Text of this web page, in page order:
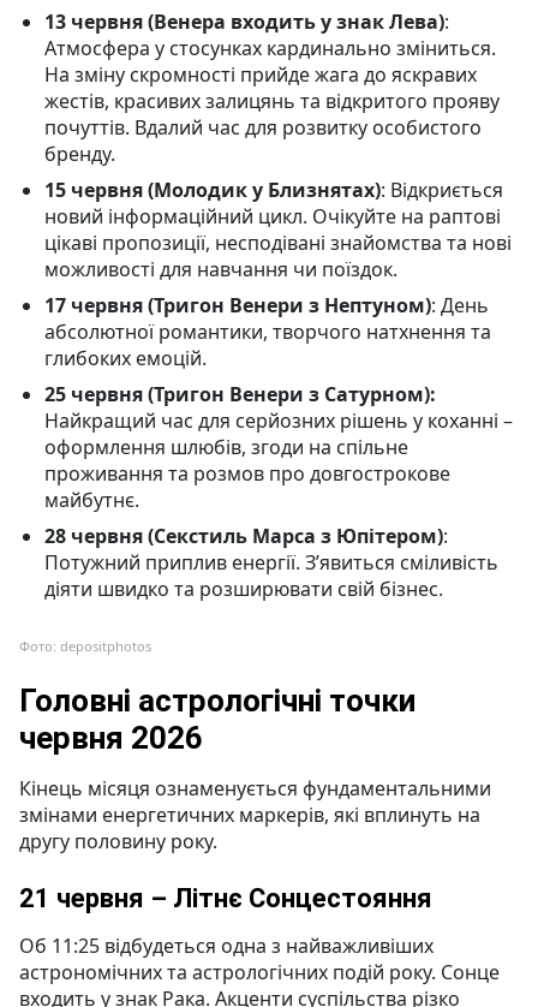
13 червня (Венера входить у знак Лева):
Атмосфера у стосунках кардинально зміниться.
На зміну скромності прийде жага до яскравих
жестів, красивих залицянь та відкритого прояву
почуттів. Вдалий час для розвитку особистого
бренду.
15 червня (Молодик у Близнятах): Відкриється
новий інформаційний цикл. Очікуйте на раптові
цікаві пропозиції, несподівані знайомства та нові
можливості для навчання чи поїздок.
17 червня (Тригон Венери з Нептуном): День
абсолютної романтики, творчого натхнення та
глибоких емоцій.
25 червня (Тригон Венери з Сатурном):
Найкращий час для серйозних рішень у коханні –
оформлення шлюбів, згоди на спільне
проживання та розмов про довгострокове
майбутнє.
28 червня (Секстиль Марса з Юпітером):
Потужний приплив енергії. З’явиться сміливість
діяти швидко та розширювати свій бізнес.
Фото: depositphotos
Головні астрологічні точки
червня 2026
Кінець місяця ознаменується фундаментальними
змінами енергетичних маркерів, які вплинуть на
другу половину року.
21 червня – Літнє Сонцестояння
Об 11:25 відбудеться одна з найважливіших
астрономічних та астрологічних подій року. Сонце
входить у знак Рака. Акценти суспільства різко